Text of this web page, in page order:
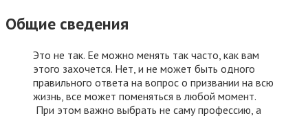
Общие сведения
Это не так. Ее можно менять так часто, как вам
этого захочется. Нет, и не может быть одного
правильного ответа на вопрос о призвании на всю
жизнь, все может поменяться в любой момент.
При этом важно выбрать не саму профессию, а